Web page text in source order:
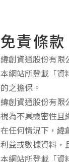
免責條款
緯創資通股份有限
本網站所登載「資
的之擔保。
緯創資通股份有限
視為不具機密性且
在任何情況下，緯
利益或數據資料，
本網站所登載「資